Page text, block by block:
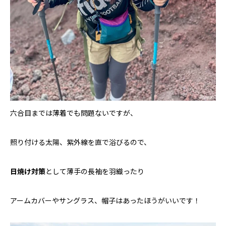
六合目までは薄着でも問題ないですが、
照り付ける太陽、紫外線を直で浴びるので、
日焼け対策として薄手の長袖を羽織ったり
アームカバーやサングラス、帽子はあったほうがいいです！